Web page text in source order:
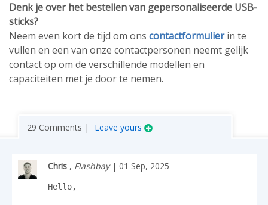
Denk je over het bestellen van gepersonaliseerde USB-
sticks?
Neem even kort de tijd om ons contactformulierin te
vullen en een van onze contactpersonen neemt gelijk
contact op om de verschillende modellen en
capaciteiten met je door te nemen.
29 Comments | Leave yours
Chris , Flashbay| 01 Sep, 2025
Hello,